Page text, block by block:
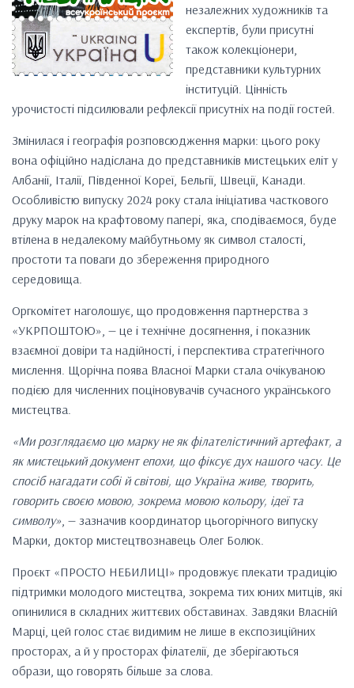
незалежних художників та
експертів, були присутні
також колекціонери,
представники культурних
інституцій. Цінність
урочистості підсилювали рефлексії присутніх на події гостей.
Змінилася і географія розповсюдження марки: цього року
вона офіційно надіслана до представників мистецьких еліт у
Албанії, Італії, Південної Кореї, Бельгії, Швеції, Канади.
Особливістю випуску 2024 року стала ініціатива часткового
друку марок на крафтовому папері, яка, сподіваємося, буде
втілена в недалекому майбутньому як символ сталості,
простоти та поваги до збереження природного
середовища.
Оргкомітет наголошує, що продовження партнерства з
«УКРПОШТОЮ», — це і технічне досягнення, і показник
взаємної довіри та надійності, і перспектива стратегічного
мислення. Щорічна поява Власної Марки стала очікуваною
подією для численних поціновувачів сучасного українського
мистецтва.
«Ми розглядаємо цю марку не як філателістичний артефакт, а
як мистецький документ епохи, що фіксує дух нашого часу. Це
спосіб нагадати собі й світові, що Україна живе, творить,
говорить своєю мовою, зокрема мовою кольору, ідеї та
символу», — зазначив координатор цьогорічного випуску
Марки, доктор мистецтвознавець Олег Болюк.
Проєкт «ПРОСТО НЕБИЛИЦІ» продовжує плекати традицію
підтримки молодого мистецтва, зокрема тих юних митців, які
опинилися в складних життєвих обставинах. Завдяки Власній
Марці, цей голос стає видимим не лише в експозиційних
просторах, а й у просторах філателії, де зберігаються
образи, що говорять більше за слова.